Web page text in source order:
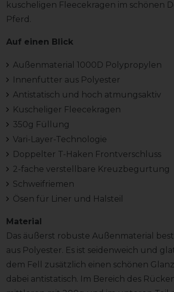
kuscheligen Fleecekragen im schönen
Pferd.
Auf einen Blick
Außenmaterial 1000D Polypropylen
Innenfutter aus Polyester
Antistatisch und hoch atmungsaktiv
Kuscheliger Fleecekragen
350g Füllung
Vari-Layer-Technologie
Doppelter T-Haken Frontverschluss
2-fache verstellbare Kreuzbegurtung
Schweifriemen
Ösen für Liner und Halsteil
Material
Das äußerst robuste Außenmaterial
aus Polyester. Es ist seidenweich und
dem Fell zusätzlich einen schönen
dabei antistatisch. Im Bereich des